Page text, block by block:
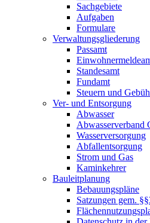
Sachgebiete
Aufgaben
Formulare
Verwaltungsgliederung
Passamt
Standesamt
Fundamt
Steuern und
Ver- und Entsorgung
Abwasser
Abwasserverband
Wasserversorgung
Abfallentsorgung
Strom und Gas
Kaminkehrer
Bauleitplanung
Bebauungspläne
Satzungen gem.